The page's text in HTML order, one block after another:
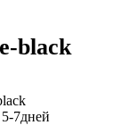
black
7дней